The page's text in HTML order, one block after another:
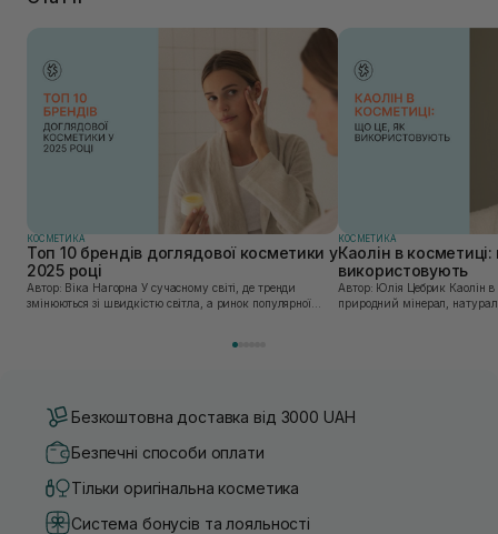
КОСМЕТИКА
Топ 10 брендів доглядової косметики у
2025 році
Автор: Віка Нагорна У сучасному світі, де тренди
змінюються зі швидкістю світла, а ринок популярної
КОСМЕТИКА
Каолін в
використовують
Автор: Юлія Цебрик Каолін в косметології – це
природний мінерал,
Безкоштовна доставка від 3000 UAH
Безпечні способи оплати
Тільки оригінальна косметика
Система бонусів та лояльності